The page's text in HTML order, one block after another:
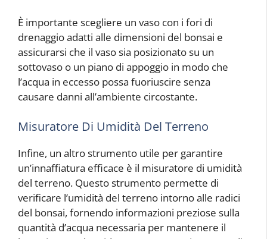
È importante scegliere un vaso con i fori di
drenaggio adatti alle dimensioni del bonsai e
assicurarsi che il vaso sia posizionato su un
sottovaso o un piano di appoggio in modo che
l’acqua in eccesso possa fuoriuscire senza
causare danni all’ambiente circostante.
Misuratore Di Umidità Del Terreno
Infine, un altro strumento utile per garantire
un’innaffiatura efficace è il misuratore di umidità
del terreno. Questo strumento permette di
verificare l’umidità del terreno intorno alle radici
del bonsai, fornendo informazioni preziose sulla
quantità d’acqua necessaria per mantenere il